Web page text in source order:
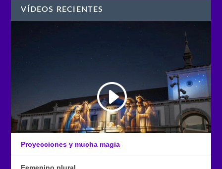
VÍDEOS RECIENTES
Proyecciones y mucha magia